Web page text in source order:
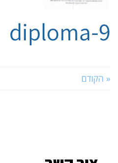
9-diploma
« הקודם